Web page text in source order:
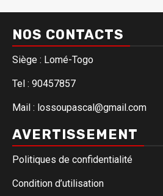
NOS CONTACTS
Siège : Lomé-Togo
Tel : 90457857
Mail : lossoupascal@gmail.com
AVERTISSEMENT
Politiques de confidentialité
Condition d’utilisation